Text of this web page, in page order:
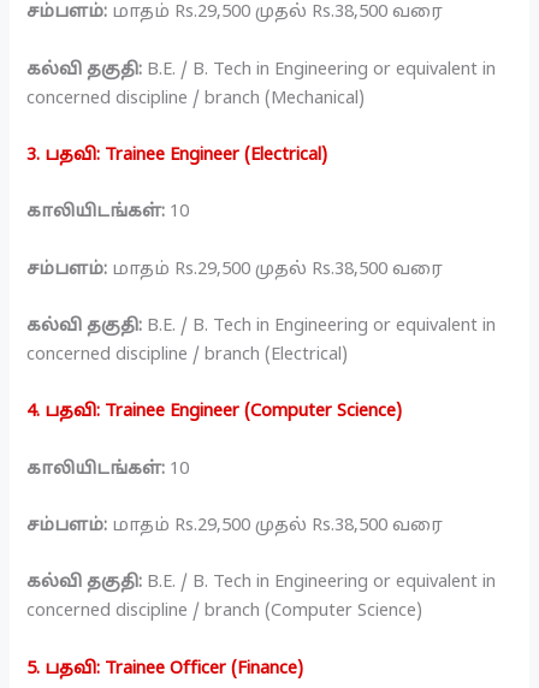
சம்பளம்: மாதம் Rs.29,500 முதல் Rs.38,500 வரை
கல்வி தகுதி: B.E. / B. Tech in Engineering or equivalent in
concerned discipline / branch (Mechanical)
3. பதவி: Trainee Engineer (Electrical)
காலியிடங்கள்: 10
சம்பளம்: மாதம் Rs.29,500 முதல் Rs.38,500 வரை
கல்வி தகுதி: B.E. / B. Tech in Engineering or equivalent in
concerned discipline / branch (Electrical)
4. பதவி: Trainee Engineer (Computer Science)
காலியிடங்கள்: 10
சம்பளம்: மாதம் Rs.29,500 முதல் Rs.38,500 வரை
கல்வி தகுதி: B.E. / B. Tech in Engineering or equivalent in
concerned discipline / branch (Computer Science)
5. பதவி: Trainee Officer (Finance)